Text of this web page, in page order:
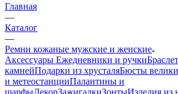
Главная
—
Каталог
—
Ремни кожаные мужские и женские
Аксессуары Ежедневники и ручки
камнейПодарки из хрусталяБюсты
и метеостанцииПалантины и
шарфыДекорЗажигалкиЗонтыИзделия из